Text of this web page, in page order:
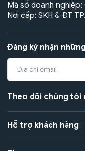
Mã số doanh nghiệp:
Nơi cấp: SKH & ĐT
Đăng ký nhận
Theo dõi chúng tôi
Hỗ trợ khách hàng